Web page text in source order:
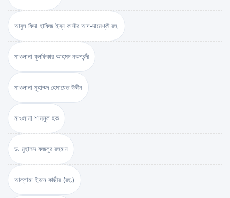
আবুল ফিদা হাফিজ ইব্‌ন কাসীর আদ-দামেশ্‌কী রহ.
মাওলানা যুলফিকার আহমদ নকশবন্দী
মাওলানা মুহাম্মদ হেমায়েত উদ্দীন
মাওলানা শামসুল হক
ড. মুহাম্মদ ফজলুর রহমান
আল্লামা ইবনে কাছীর (রহ.)